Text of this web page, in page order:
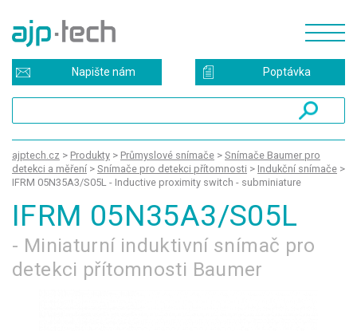
Poptávka
Napište nám
ajptech.cz > Produkty > Průmyslové snímače > Snímače Baumer pro
detekci a měření > Snímače pro detekci přítomnosti > Indukční snímače >
IFRM 05N35A3/S05L - Inductive proximity switch - subminiature
IFRM 05N35A3/S05L
- Miniaturní induktivní snímač pro
detekci přítomnosti Baumer